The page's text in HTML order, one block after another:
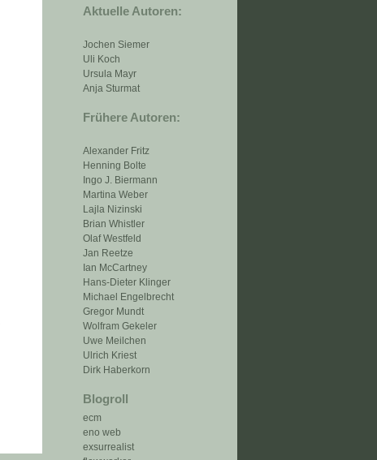
Aktuelle Autoren:
Jochen Siemer
Uli Koch
Ursula Mayr
Anja Sturmat
Frühere Autoren:
Alexander Fritz
Henning Bolte
Ingo J. Biermann
Martina Weber
Lajla Nizinski
Brian Whistler
Olaf Westfeld
Jan Reetze
Ian McCartney
Hans-Dieter Klinger
Michael Engelbrecht
Gregor Mundt
Wolfram Gekeler
Uwe Meilchen
Ulrich Kriest
Dirk Haberkorn
Blogroll
ecm
eno web
exsurrealist